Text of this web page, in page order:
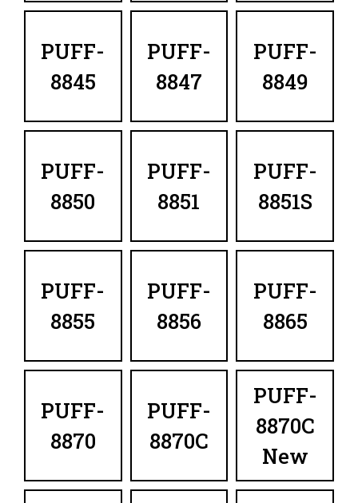
PUFF-
8845
PUFF-
8847
PUFF-
8849
PUFF-
8850
PUFF-
8851
PUFF-
8851S
PUFF-
8855
PUFF-
8856
PUFF-
8865
PUFF-
8870
PUFF-
8870C
PUFF-
8870C
New